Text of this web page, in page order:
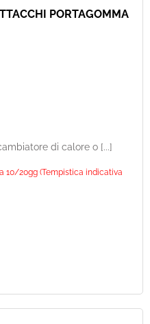
PORTAGOMMA
di calore o [...]
10/20gg (Tempistica indicativa